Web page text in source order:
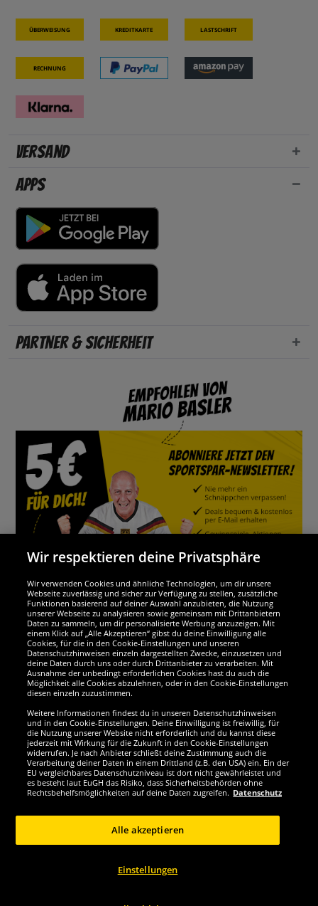
Überweisung Kreditkarte Lastschrift
Rechnung
Versand
Apps
Partner & Sicherheit
Wir sind ausgezeichnet
Werde SportSpar-Fan!
Copyright © 2024 Sportspar GmbH, Gustav-Adolf-Ring 7, 04838 Eilenburg DE -
*Alle Preise inkl. gesetzl. Mehrwertsteuer zzgl.
Wir respektieren deine Privatsphäre
Wir verwenden Cookies und ähnliche Technologien, um dir unsere
Webseite zuverlässig und sicher zur Verfügung zu stellen, zusätzliche
Funktionen basierend auf deiner Auswahl anzubieten, die Nutzung
unserer Webseite zu analysieren sowie gemeinsam mit Drittanbietern
Daten zu sammeln, um dir personalisierte Werbung anzuzeigen. Mit
einem Klick auf „Alle Akzeptieren“ gibst du deine Einwilligung alle
Cookies, für die in den Cookie-Einstellungen und unseren
Datenschutzhinweisen einzeln dargestellten Zwecke, einzusetzen und
deine Daten durch uns oder durch Drittanbieter zu verarbeiten. Mit
Ausnahme der unbedingt erforderlichen Cookies hast du auch die
Möglichkeit alle Cookies abzulehnen, oder in den Cookie-Einstellungen
diesen einzeln zuzustimmen.
Weitere Informationen findest du in unseren Datenschutzhinweisen
und in den Cookie-Einstellungen. Deine Einwilligung ist freiwillig, für
die Nutzung unserer Website nicht erforderlich und du kannst diese
jederzeit mit Wirkung für die Zukunft in den Cookie-Einstellungen
widerrufen. Je nach Anbieter schließt deine Zustimmung auch die
Verarbeitung deiner Daten in einem Drittland (z.B. den USA) ein. Ein der
EU vergleichbares Datenschutzniveau ist dort nicht gewährleistet und
es besteht laut EuGH das Risiko, dass Sicherheitsbehörden ohne
Rechtsbehelfsmöglichkeiten auf deine Daten zugreifen. Datenschutz
Einstellungen
Alle akzeptieren